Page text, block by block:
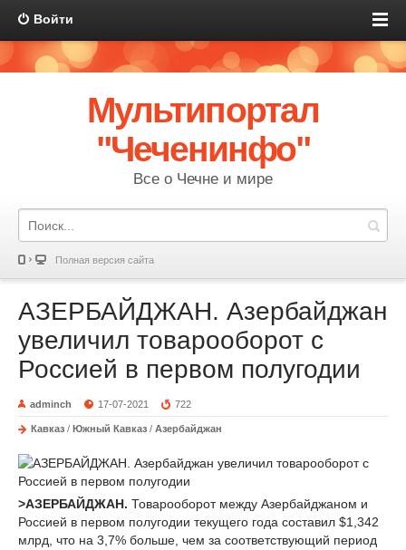
Войти
Мультипортал
"Чеченинфо"
Все о Чечне и мире
Полная версия сайта
АЗЕРБАЙДЖАН. Азербайджан
увеличил товарооборот с
Россией в первом полугодии
adminch 17-07-2021 722
Кавказ / Южный Кавказ / Азербайджан
>АЗЕРБАЙДЖАН. Товарооборот между Азербайджаном и
Россией в первом полугодии текущего года составил $1,342
млрд, что на 3,7% больше, чем за соответствующий период